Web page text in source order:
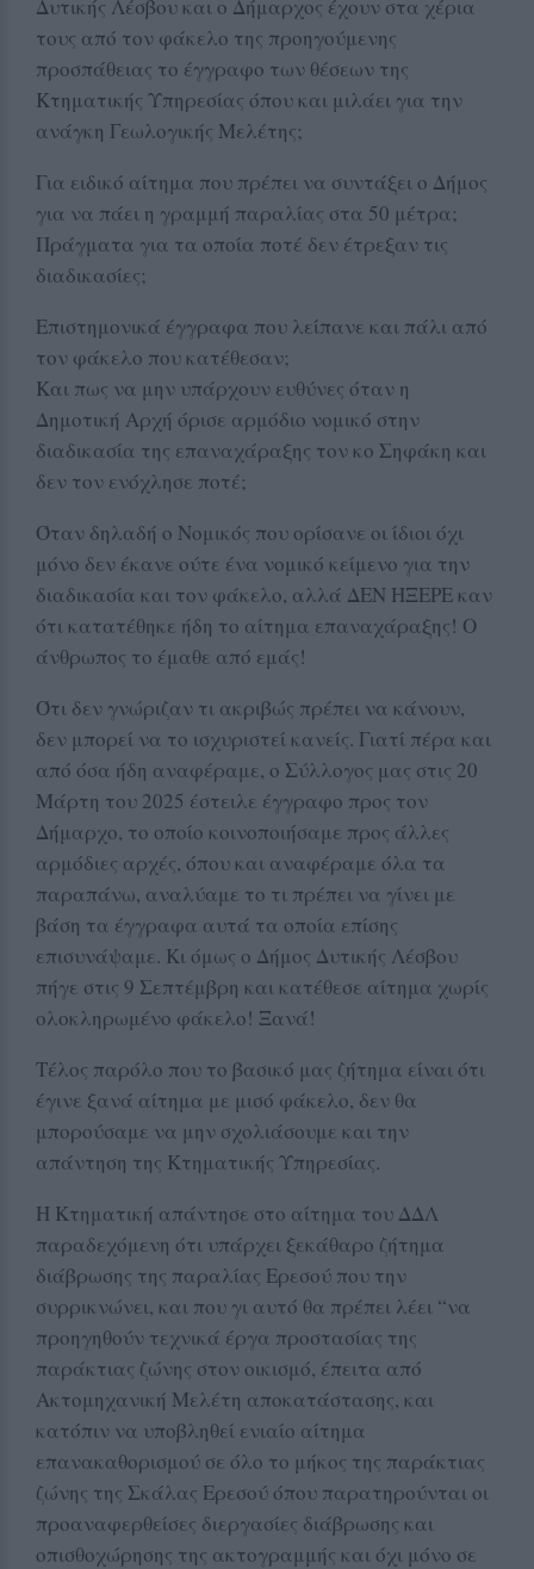
Δυτικής Λέσβου και ο Δήμαρχος έχουν στα χέρια
τους από τον φάκελο της προηγούμενης
προσπάθειας το έγγραφο των θέσεων της
Κτηματικής Υπηρεσίας όπου και μιλάει για την
ανάγκη Γεωλογικής Μελέτης;
Για ειδικό αίτημα που πρέπει να συντάξει ο Δήμος
για να πάει η γραμμή παραλίας στα 50 μέτρα;
Πράγματα για τα οποία ποτέ δεν έτρεξαν τις
διαδικασίες;
Επιστημονικά έγγραφα που λείπανε και πάλι από
τον φάκελο που κατέθεσαν;
Και πως να μην υπάρχουν ευθύνες όταν η
Δημοτική Αρχή όρισε αρμόδιο νομικό στην
διαδικασία της επαναχάραξης τον κο Σηφάκη και
δεν τον ενόχλησε ποτέ;
Όταν δηλαδή ο Νομικός που ορίσανε οι ίδιοι όχι
μόνο δεν έκανε ούτε ένα νομικό κείμενο για την
διαδικασία και τον φάκελο, αλλά ΔΕΝ ΗΞΕΡΕ καν
ότι κατατέθηκε ήδη το αίτημα επαναχάραξης! Ο
άνθρωπος το έμαθε από εμάς!
Ότι δεν γνώριζαν τι ακριβώς πρέπει να κάνουν,
δεν μπορεί να το ισχυριστεί κανείς. Γιατί πέρα και
από όσα ήδη αναφέραμε, ο Σύλλογος μας στις 20
Μάρτη του 2025 έστειλε έγγραφο προς τον
Δήμαρχο, το οποίο κοινοποιήσαμε προς άλλες
αρμόδιες αρχές, όπου και αναφέραμε όλα τα
παραπάνω, αναλύαμε το τι πρέπει να γίνει με
βάση τα έγγραφα αυτά τα οποία επίσης
επισυνάψαμε. Κι όμως ο Δήμος Δυτικής Λέσβου
πήγε στις 9 Σεπτέμβρη και κατέθεσε αίτημα χωρίς
ολοκληρωμένο φάκελο! Ξανά!
Τέλος παρόλο που το βασικό μας ζήτημα είναι ότι
έγινε ξανά αίτημα με μισό φάκελο, δεν θα
μπορούσαμε να μην σχολιάσουμε και την
απάντηση της Κτηματικής Υπηρεσίας.
Η Κτηματική απάντησε στο αίτημα του ΔΔΛ
παραδεχόμενη ότι υπάρχει ξεκάθαρο ζήτημα
διάβρωσης της παραλίας Ερεσού που την
συρρικνώνει, και που γι αυτό θα πρέπει λέει “να
προηγηθούν τεχνικά έργα προστασίας της
παράκτιας ζώνης στον οικισμό, έπειτα από
Ακτομηχανική Μελέτη αποκατάστασης, και
κατόπιν να υποβληθεί ενιαίο αίτημα
επανακαθορισμού σε όλο το μήκος της παράκτιας
ζώνης της Σκάλας Ερεσού όπου παρατηρούνται οι
προαναφερθείσες διεργασίες διάβρωσης και
οπισθοχώρησης της ακτογραμμής και όχι μόνο σε